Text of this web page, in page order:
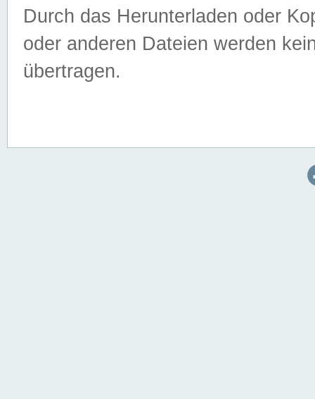
Durch das Herunterladen oder
oder anderen Dateien werden
übertragen.